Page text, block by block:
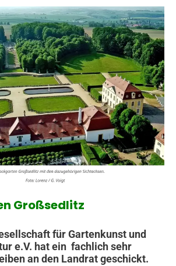
Großsedlitz
für Gartenkunst und
e.V. hat ein fachlich sehr
an den Landrat geschickt.